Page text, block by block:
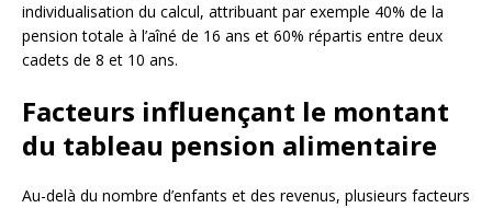
individualisation du calcul, attribuant par exemple 40% de la
pension totale à l’aîné de 16 ans et 60% répartis entre deux
cadets de 8 et 10 ans.
Facteurs influençant le montant
du tableau pension alimentaire
Au-delà du nombre d’enfants et des revenus, plusieurs facteurs